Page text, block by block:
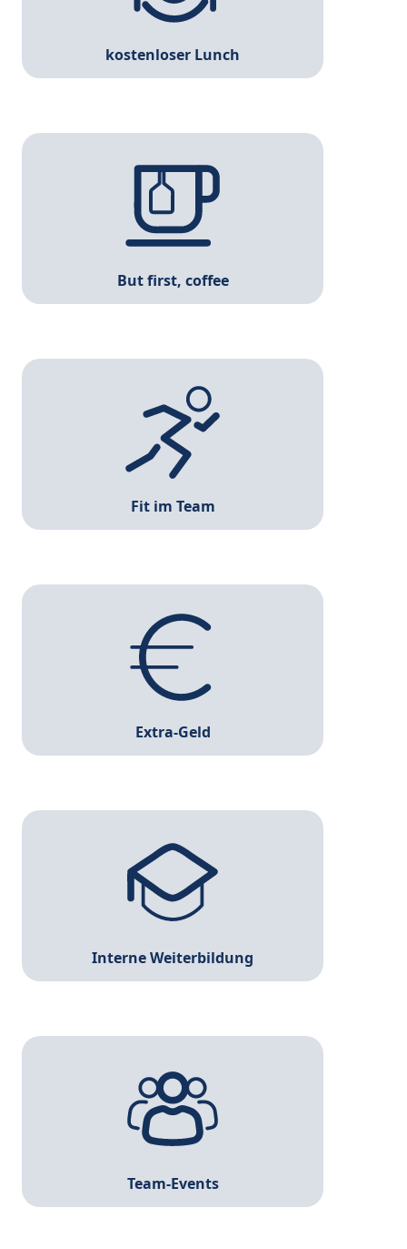
kostenloser Lunch
But first, coffee
Kaffee, Tee und gekühltes Wasser findest du in
unseren Küchen, so viel du magst.
Fit im Team
Mit unseren Kooperationen kannst du
kostengünstig die Vorteile mehrerer
Fitnessstudios ausnutzen.
Extra-Geld
Du bekommst neben deiner Vergütung
Vermögenswirksame Leistungen. (Anlegen und
sparen kann nie schaden.)
Interne Weiterbildung
Deine Entwicklung ist uns wichtig. Daher bieten
Prüfungen an.
Team-Events
Sundowner, Sommerfest, Weihnachtsgrillen und